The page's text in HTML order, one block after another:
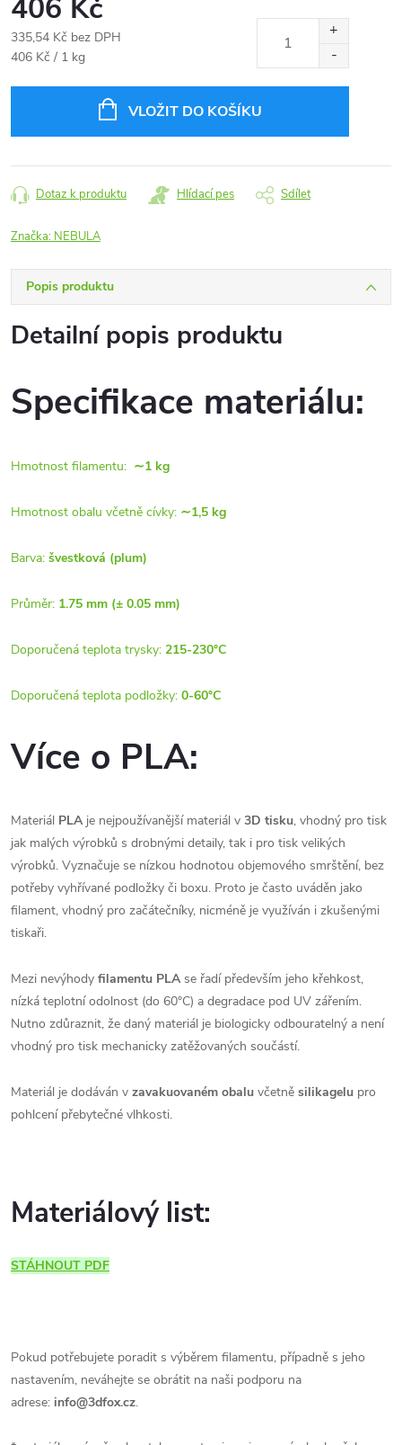
406 Kč
335,54 Kč bez DPH
Měrná
406 Kč / 1 kg
VLOŽIT DO KOŠÍKU
Dotaz k produktu Hlídací pes Sdílet
Značka: NEBULA
Popis produktu
Detailní popis produktu
Specifikace materiálu:
Hmotnost filamentu: ∼1 kg
Hmotnost obalu včetně cívky: ∼1,5 kg
Barva: švestková (plum)
Průměr: 1.75 mm (± 0.05 mm)
Doporučená teplota trysky: 215-230°C
Doporučená teplota podložky: 0-60°C
Více o PLA:
Materiál PLAje nejpoužívanější materiál v 3D tisku, vhodný pro tisk
jak malých výrobků s drobnými detaily, tak i pro tisk velikých
výrobků. Vyznačuje se nízkou hodnotou objemového smrštění, bez
potřeby vyhřívané podložky či boxu. Proto je často uváděn jako
filament, vhodný pro začátečníky, nicméně je využíván i zkušenými
tiskaři.
Mezi nevýhody filamentu PLAse řadí především jeho křehkost,
nízká teplotní odolnost (do 60°C) a degradace pod UV zářením.
Nutno zdůraznit, že daný materiál je biologicky odbouratelný a není
vhodný pro tisk mechanicky zatěžovaných součástí.
Materiál je dodáván v zavakuovaném obalu včetně silikagelu pro
pohlcení přebytečné vlhkosti.
Materiálový list:
STÁHNOUT PDF
Pokud potřebujete poradit s výběrem filamentu, případně s jeho
nastavením, neváhejte se obrátit na naši podporu na
adrese: info@3dfox.cz.